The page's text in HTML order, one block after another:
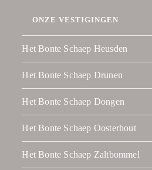
ONZE VESTIGINGEN
Het Bonte Schaep Heusden
Het Bonte Schaep Drunen
Het Bonte Schaep Dongen
Het Bonte Schaep Oosterhout
Het Bonte Schaep Zaltbommel